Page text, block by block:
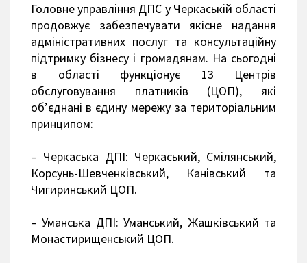
Головне управління ДПС у Черкаській області
продовжує забезпечувати якісне надання
адміністративних послуг та консультаційну
підтримку бізнесу і громадянам. На сьогодні
в області функціонує 13 Центрів
обслуговування платників (ЦОП), які
об’єднані в єдину мережу за територіальним
принципом:
– Черкаська ДПІ: Черкаський, Смілянський,
Корсунь-Шевченківський, Канівський та
Чигиринський ЦОП.
– Уманська ДПІ: Уманський, Жашківський та
Монастирищенський ЦОП.